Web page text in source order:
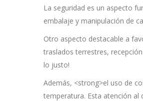
La seguridad es un aspecto
embalaje y manipulación de
Otro aspecto destacable a
traslados terrestres,
lo justo!
Además, <strong>el uso de
temperatura. Esta atención al